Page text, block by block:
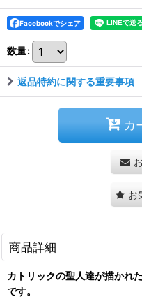
Facebookでシェア
数量:
返品特約に関する重要事項
カ
お
商品詳細
カトリックの聖人達が描かれ
です。